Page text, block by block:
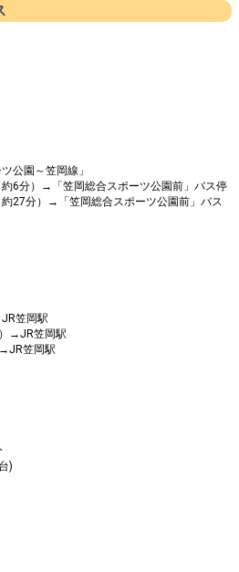
公園～笠岡線」
約6分）→「笠岡総合スポーツ公園前」バス停
約27分）→「笠岡総合スポーツ公園前」バス
笠岡駅
→JR笠岡駅
笠岡駅
)